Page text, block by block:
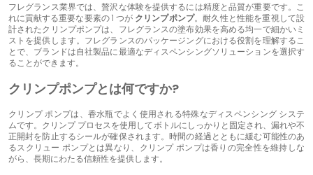
フレグランス業界では、贅沢な体験を提供するには精度と品質が重要です。こ
れに貢献する重要な要素の 1 つが クリンプポンプ。耐久性と性能を重視して設
計されたクリンプポンプは、フレグランスの塗布効果を高める均一で細かいミ
ストを提供します。フレグランスのパッケージングにおける役割を理解するこ
とで、ブランドは自社製品に最適なディスペンシングソリューションを選択す
ることができます。
クリンプポンプとは何ですか?
クリンプ ポンプは、香水瓶でよく使用される特殊なディスペンシング システ
ムです。クリンプ プロセスを使用してボトルにしっかりと固定され、漏れや不
正開封を防止するシールが確保されます。時間の経過とともに緩む可能性のあ
るスクリュー ポンプとは異なり、クリンプ ポンプは香りの完全性を維持しな
がら、長期にわたる信頼性を提供します。